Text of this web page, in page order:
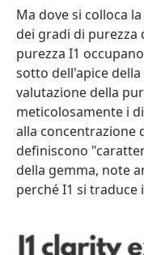
Ma dove si colloca
dei gradi di purezza
purezza I1
sotto dell'apice
valutazione della
meticolosamente i
alla concentrazione
definiscono
della gemma, note
perché I1 si traduce